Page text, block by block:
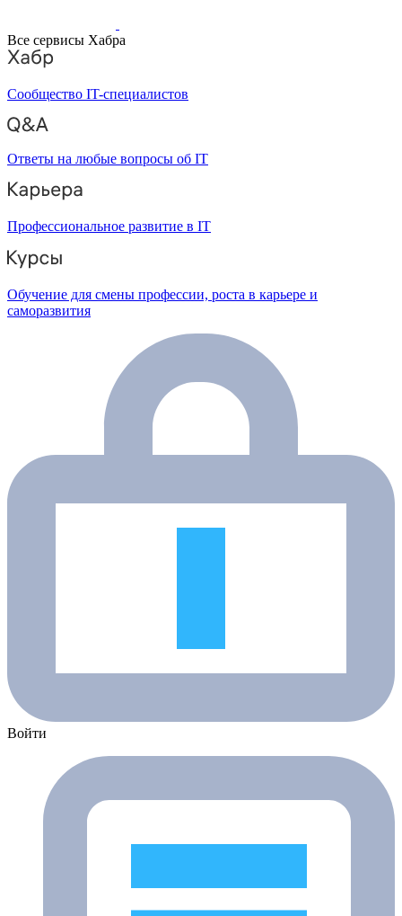
Все сервисы Хабра
Сообщество IT-специалистов
Ответы на любые вопросы об IT
Профессиональное развитие в IT
Обучение для смены профессии, роста в карьере и
саморазвития
Войти